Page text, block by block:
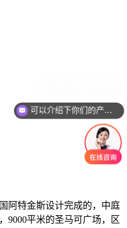
阿特金斯设计完成的，中庭
9000平米的圣马可广场，区
可以介绍下你们的产品么